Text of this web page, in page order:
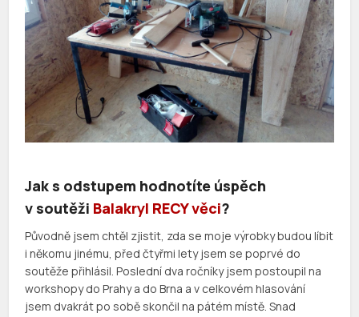
Jak s odstupem hodnotíte úspěch
v soutěži Balakryl RECY věci?
Původně jsem chtěl zjistit, zda se moje výrobky budou líbit
i někomu jinému, před čtyřmi lety jsem se poprvé do
soutěže přihlásil. Poslední dva ročníky jsem postoupil na
workshopy do Prahy a do Brna a v celkovém hlasování
jsem dvakrát po sobě skončil na pátém místě. Snad